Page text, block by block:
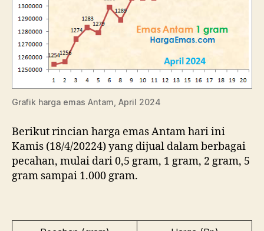
Grafik harga emas Antam, April 2024
Berikut rincian harga emas Antam hari ini
Kamis (18/4/20224) yang dijual dalam berbagai
pecahan, mulai dari 0,5 gram, 1 gram, 2 gram, 5
gram sampai 1.000 gram.